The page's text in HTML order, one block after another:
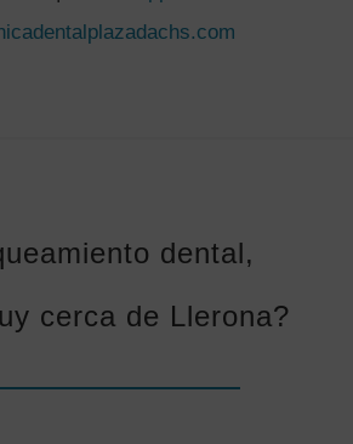
dental,
cerca de Llerona?